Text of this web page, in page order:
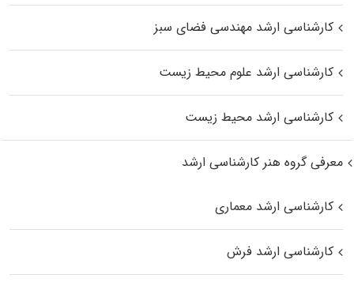
کارشناسی ارشد مهندسی فضای سبز
کارشناسی ارشد علوم محیط‌ زیست
کارشناسی ارشد محیط زیست
معرفی گروه هنر کارشناسی ارشد
کارشناسی ارشد معماری
کارشناسی ارشد فرش